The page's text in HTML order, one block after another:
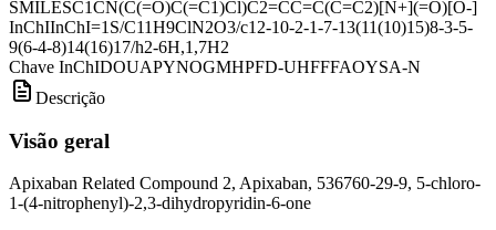
SMILESC1CN(C(=O)C(=C1)Cl)C2=CC=C(C=C2)[N+](=O)[O-]
InChIInChI=1S/C11H9ClN2O3/c12-10-2-1-7-13(11(10)15)8-3-5-
9(6-4-8)14(16)17/h2-6H,1,7H2
Chave InChIDOUAPYNOGMHPFD-UHFFFAOYSA-N
Descrição
Visão geral
Apixaban Related Compound 2, Apixaban, 536760-29-9, 5-chloro-
1-(4-nitrophenyl)-2,3-dihydropyridin-6-one